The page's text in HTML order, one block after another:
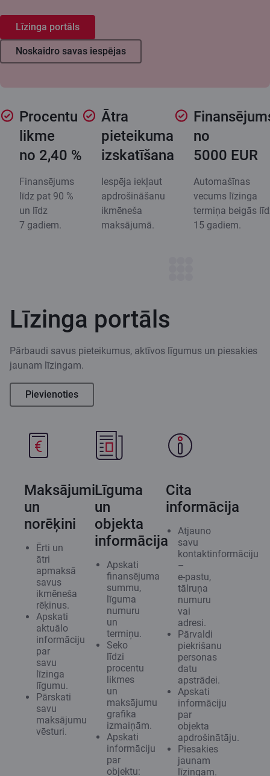
Līzinga portāls
Noskaidro savas iespējas
Procentu
likme
no 2,40 %
Finansējums
līdz pat 90 %
un līdz
7 gadiem.
Ātra
pieteikuma
izskatīšana
Iespēja iekļaut
apdrošināšanu
ikmēneša
maksājumā.
no
5000 EUR
Automašīnas
vecums līzinga
termiņa beigās
15 gadiem.
Līzinga portāls
Pārbaudi savus pieteikumus, aktīvos līgumus un piesakies
jaunam līzingam.
Pievienoties
Maksājumi
un
norēķini
Ērti un
ātri
apmaksā
savus
ikmēneša
rēķinus.
Apskati
aktuālo
informāciju
par
savu
līzinga
līgumu.
Pārskati
savu
maksājumu
vēsturi.
Līguma
un
objekta
informācija
Apskati
finansējuma
summu,
līguma
numuru
un
termiņu.
Seko
līdzi
procentu
likmes
un
maksājumu
grafika
izmaiņām.
Apskati
informāciju
par
objektu:
Cita
informācija
Atjauno
savu
kontaktinformāciju
–
e‑pastu,
tālruņa
numuru
vai
adresi.
Pārvaldi
piekrišanu
personas
datu
apstrādei.
Apskati
informāciju
par
objekta
apdrošinātāju.
Piesakies
jaunam
līzingam.